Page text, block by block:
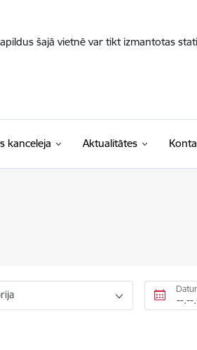
šajā vietnē var tikt izmantotas
kanceleja Aktualitātes